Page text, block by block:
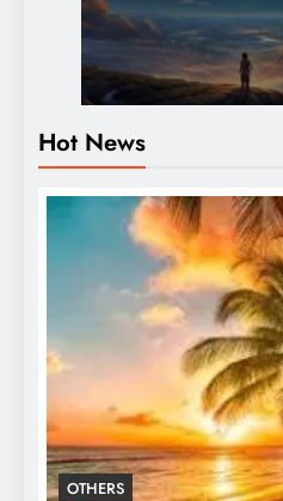
Hot News
OTHERS